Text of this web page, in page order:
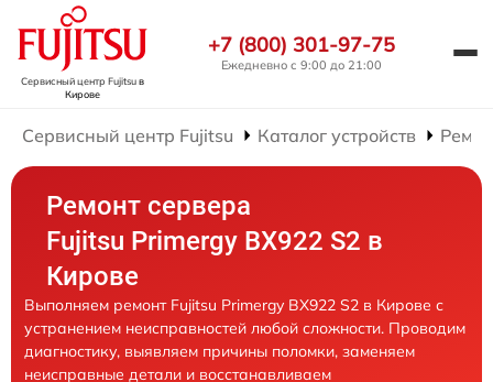
Сервисный центр Fujitsuв
Кирове
+7 (800) 301-97-75
Ежедневно с 9:00 до 21:00
Сервисный центр Fujitsu Каталог устройств
Ремонт сервера
Fujitsu Primergy BX922 S2 в
Кирове
Выполняем ремонт Fujitsu Primergy BX922 S2 в Кирове с
устранением неисправностей любой сложности. Проводим
диагностику, выявляем причины поломки, заменяем
неисправные детали и восстанавливаем